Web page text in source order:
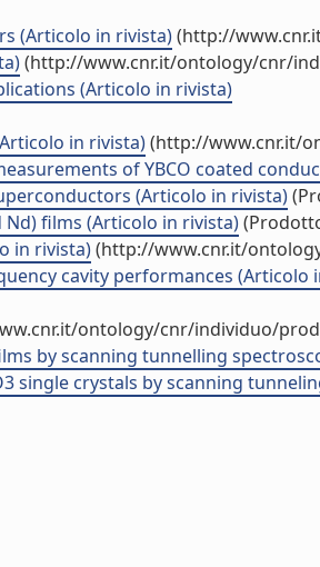
(Articolo in rivista)(http://
(http://www.cnr.it/ontology/cnr/
(Articolo in rivista)
in rivista)(http://www.cnr.it/
of YBCO coated
(Articolo in rivista)
Nd) films (Articolo in rivista)
in rivista)(http://www.cnr.it/
cavity performances (Articolo
ontology/cnr/individuo/
by scanning tunnelling
single crystals by scanning